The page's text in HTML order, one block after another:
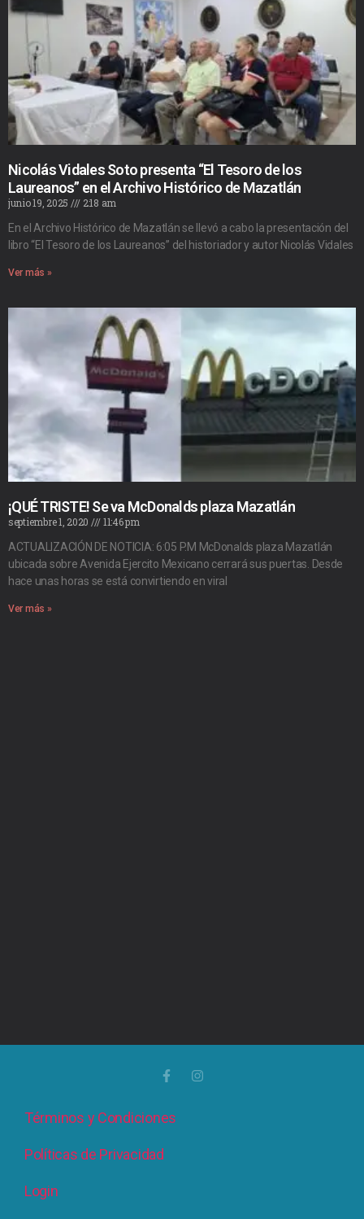
Nicolás Vidales Soto presenta “El Tesoro de los
Laureanos” en el Archivo Histórico de Mazatlán
junio 19, 2025
2:18 am
En el Archivo Histórico de Mazatlán se llevó a cabo la presentación del
libro “El Tesoro de los Laureanos” del historiador y autor Nicolás Vidales
Ver más »
¡QUÉ TRISTE! Se va McDonalds plaza Mazatlán
septiembre 1, 2020
11:46 pm
ACTUALIZACIÓN DE NOTICIA: 6:05 P.M McDonalds plaza Mazatlán
ubicada sobre Avenida Ejercito Mexicano cerrará sus puertas. Desde
hace unas horas se está convirtiendo en viral
Ver más »
Términos y Condiciones
Políticas de Privacidad
Login